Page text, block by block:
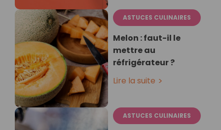
ASTUCES CULINAIRES
Melon : faut-il le
mettre au
réfrigérateur ?
Lire la suite
ASTUCES CULINAIRES